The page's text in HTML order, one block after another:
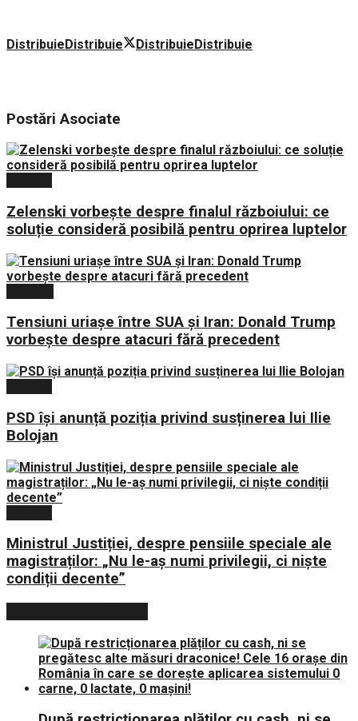
DistribuieDistribuie DistribuieDistribuie
PostăriAsociate
Zelenski vorbește despre finalul războiului: ce
soluție consideră posibilă pentru oprirea luptelor
Tensiuni uriașe între SUA și Iran: Donald Trump
vorbește despre atacuri fără precedent
PSD își anunță poziția privind susținerea lui Ilie
Bolojan
Ministrul Justiției, despre pensiile speciale ale
magistraților: „Nu le-aș numi privilegii, ci niște
condiții decente”